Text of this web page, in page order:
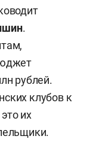
.
рублей.
клубов к
их